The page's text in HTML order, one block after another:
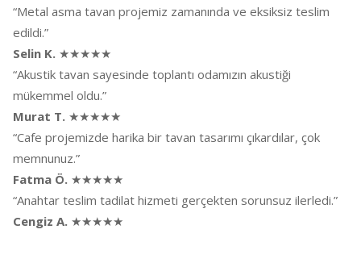
“Metal asma tavan projemiz zamanında ve eksiksiz teslim
edildi.”
Selin K. ★★★★★
“Akustik tavan sayesinde toplantı odamızın akustiği
mükemmel oldu.”
Murat T. ★★★★★
“Cafe projemizde harika bir tavan tasarımı çıkardılar, çok
memnunuz.”
Fatma Ö. ★★★★★
“Anahtar teslim tadilat hizmeti gerçekten sorunsuz ilerledi.”
Cengiz A. ★★★★★